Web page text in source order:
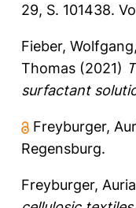
29, S. 101438.
Fieber, Wolfgang,
Thomas (2021)
surfactant
Freyburger,
Regensburg.
Freyburger,